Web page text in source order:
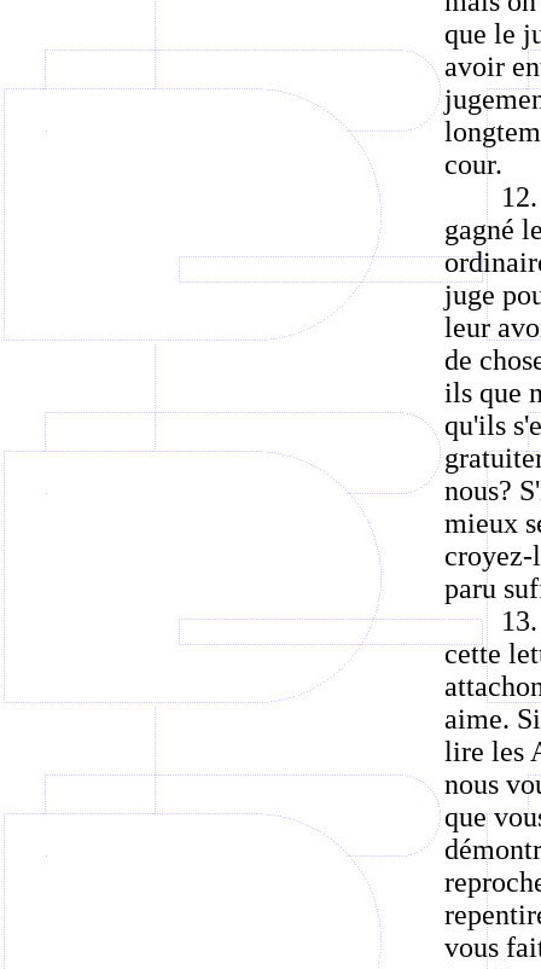
que le
avoir
cour.
gagné
juge
leur
de
ils que
qu'ils
nous?
mieux
croyez-
paru
cette
aime.
lire les
nous
que
vous